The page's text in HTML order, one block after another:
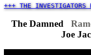
+++ THE
The Damned
Joe